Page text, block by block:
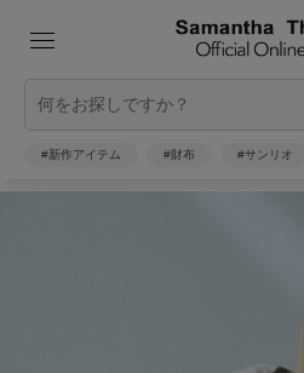
#新作アイテム #財布 #サンリオ